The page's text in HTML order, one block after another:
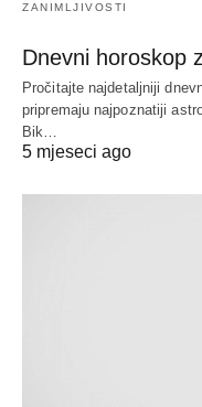
ZANIMLJIVOSTI
Dnevni horoskop
Pročitajte najdetaljniji
pripremaju najpoznatiji
Bik…
5 mjeseci ago